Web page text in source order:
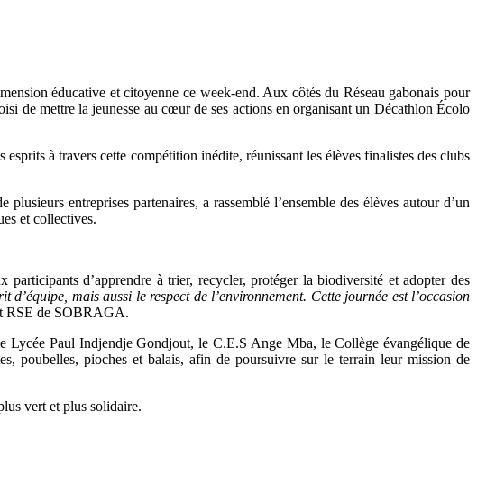
éducative et citoyenne ce week-end. Aux côtés du Réseau gabonais pour
de mettre la jeunesse au cœur de ses actions en organisant un Décathlon Écolo
à travers cette compétition inédite, réunissant les élèves finalistes des clubs
entreprises partenaires, a rassemblé l’ensemble des élèves autour d’un
et collectives.
d’apprendre à trier, recycler, protéger la biodiversité et adopter des
mais aussi le respect de l’environnement. Cette journée est l’occasion
RSE de SOBRAGA.
Paul Indjendje Gondjout, le C.E.S Ange Mba, le Collège évangélique de
poubelles, pioches et balais, afin de poursuivre sur le terrain leur mission de
vert et plus solidaire.